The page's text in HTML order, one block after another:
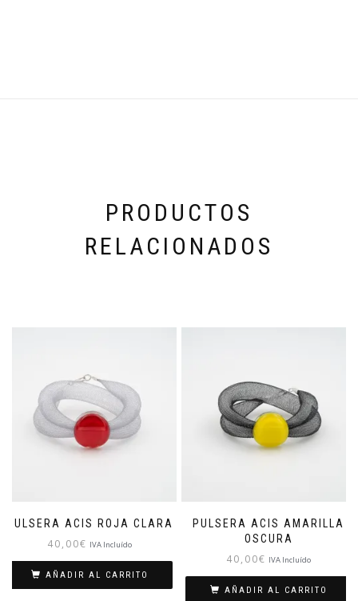
PRODUCTOS
RELACIONADOS
PULSERA ACIS ROJA CLARA
40,00€ IVA Incluído
AÑADIR AL CARRITO
PULSERA ACIS AMARILLA
OSCURA
40,00€ IVA Incluído
AÑADIR AL CARRITO